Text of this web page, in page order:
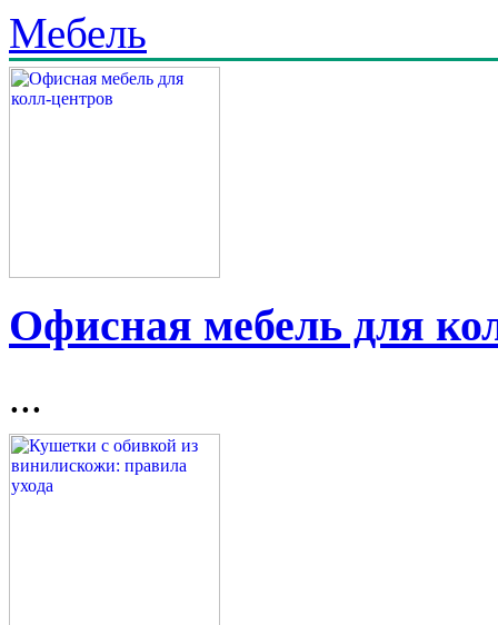
Мебель
Офисная мебель для
...